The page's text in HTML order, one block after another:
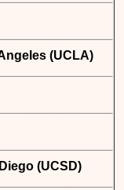
(UCLA)
(UCSD)